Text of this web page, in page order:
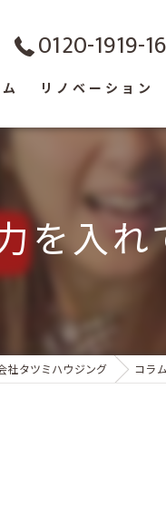
0120-1919-16
リノベーション
入れ
社タツミハウジング コラム